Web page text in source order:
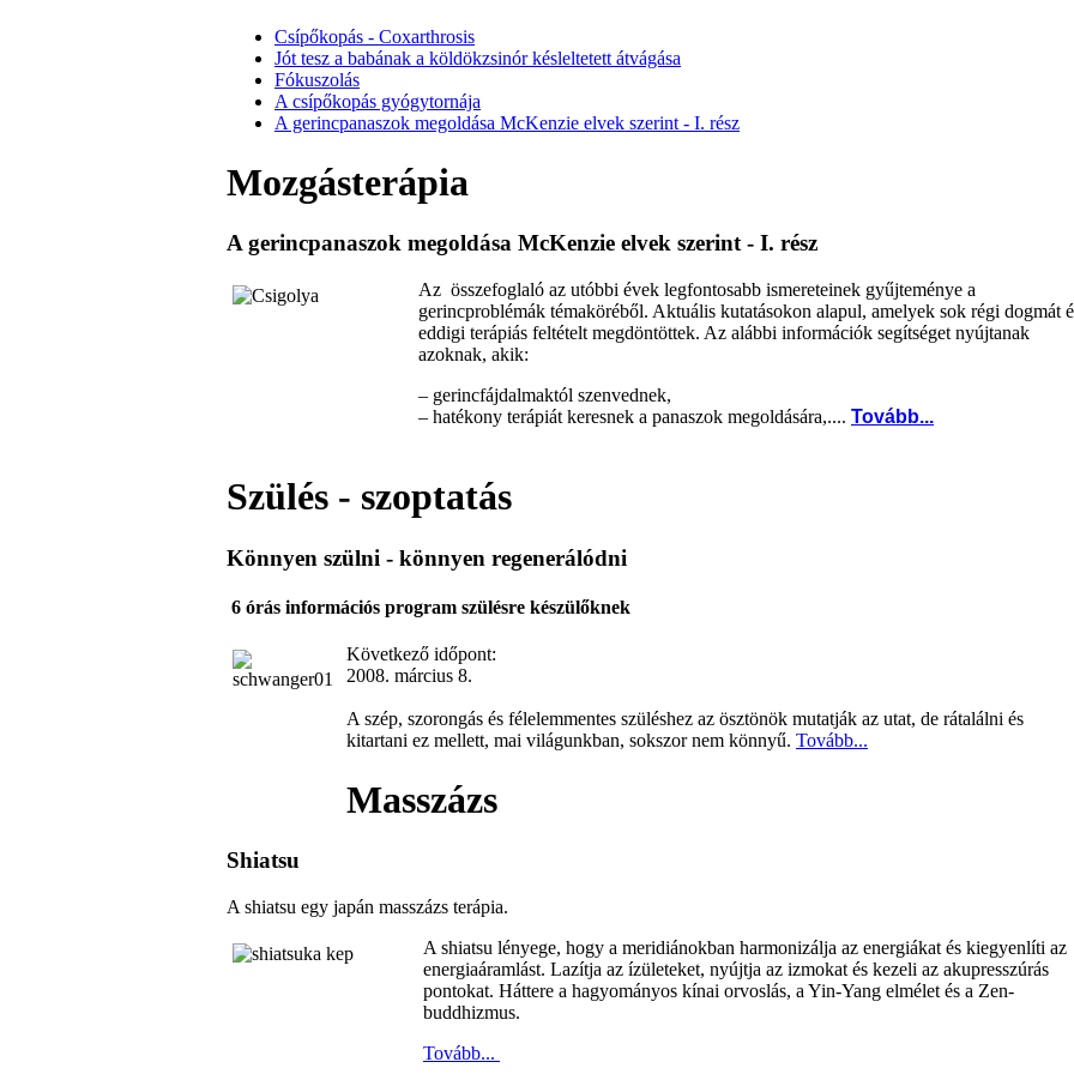
Csípőkopás - Coxarthrosis
Jót tesz a babának a köldökzsinór késleltetett átvágása
Fókuszolás
A csípőkopás gyógytornája
A gerincpanaszok megoldása McKenzie elvek szerint - I. rész
Mozgásterápia
A gerincpanaszok megoldása McKenzie elvek szerint - I. rész
Az összefoglaló az utóbbi évek legfontosabb ismereteinek gyűjteménye a
gerincproblémák témaköréből. Aktuális kutatásokon alapul, amelyek sok régi dogmát
eddigi terápiás feltételt megdöntöttek. Az alábbi információk segítséget nyújtanak
azoknak, akik:
– gerincfájdalmaktól szenvednek,
– hatékony terápiát keresnek a panaszok megoldására,.... Tovább...
Szülés - szoptatás
Könnyen szülni - könnyen regenerálódni
6 órás információs program szülésre készülőknek
Következő időpont:
2008. március 8.
A szép, szorongás és félelemmentes szüléshez az ösztönök mutatják az utat, de rátalálni és
kitartani ez mellett, mai világunkban, sokszor nem könnyű. Tovább...
Masszázs
Shiatsu
A shiatsu egy japán masszázs terápia.
A shiatsu lényege, hogy a meridiánokban harmonizálja az energiákat és kiegyenlíti az
energiaáramlást. Lazítja az ízületeket, nyújtja az izmokat és kezeli az akupresszúrás
pontokat. Háttere a hagyományos kínai orvoslás, a Yin-Yang elmélet és a Zen-
buddhizmus.
Tovább...